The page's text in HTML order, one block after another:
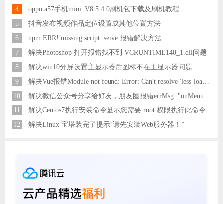
4
oppo a57手机miui_V8.5.4.0刷机包下载及刷机教程
5
抖音发布视频作品定位设置成其他位置方法
6
npm ERR! missing script: serve 报错解决方法
7
解决Photoshop 打开报错找不到 VCRUNTIME140_1.dll问题
8
解决win10分屏设置主显示器后图标不在主显示器问题
9
解决Vue报错Module not found: Error: Can't resolve 'less-loader' in 'C:\Users\Hm\Desktop\vue\vue_shop'问题
10
解决微信公众号分享给好友，朋友圈报错errMsg: "onMenuShareAppMessage:fail, the permission value is offline verifying"
11
解决Centos7执行安装命令显示您需要 root 权限执行此命令
12
解决Linux 宝塔装完了提示“请先安装Web服务器！”